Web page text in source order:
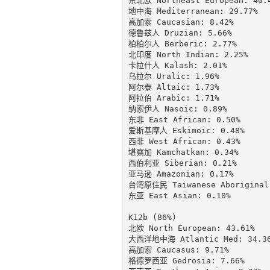
地中海 Mediterranean: 29.77%
高加索 Caucasian: 8.42%
德鲁兹人 Druzian: 5.66%
柏柏尔人 Berberic: 2.77%
北印度 North Indian: 2.25%
卡拉什人 Kalash: 2.01%
乌拉尔 Uralic: 1.96%
阿尔泰 Altaic: 1.73%
阿拉伯 Arabic: 1.71%
纳索伊人 Nasoic: 0.89%
东非 East African: 0.50%
爱斯基摩人 Eskimoic: 0.48%
西非 West African: 0.43%
堪察加 Kamchatkan: 0.34%
西伯利亚 Siberian: 0.21%
亚马逊 Amazonian: 0.17%
台湾原住民 Taiwanese
东亚 East Asian: 0.10%
K12b (86%)
北欧 North European: 43.61%
大西洋地中海 Atlantic Med:
高加索 Caucasus: 9.71%
格德罗西亚 Gedrosia: 7.66%